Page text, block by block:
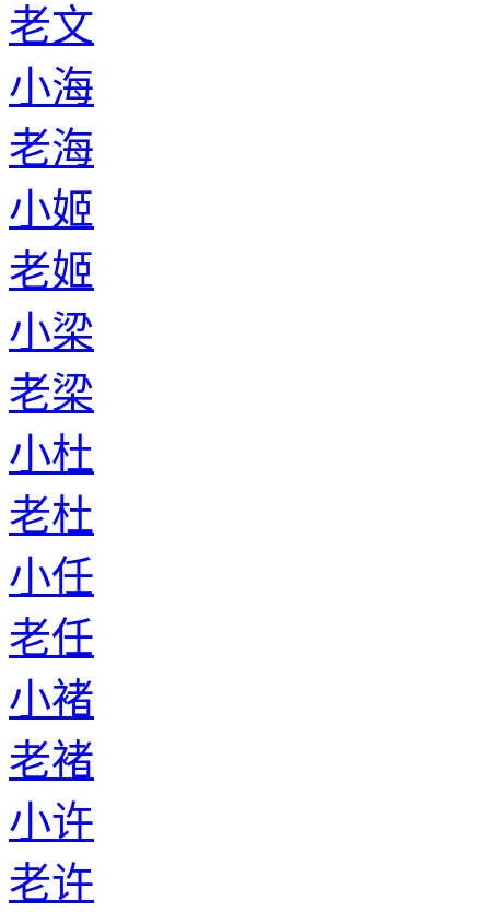
老文
小海
老海
小姬
老姬
小梁
老梁
小杜
老杜
小任
老任
小褚
老褚
小许
老许